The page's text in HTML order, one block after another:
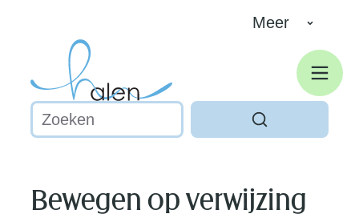
Meer
Waarmee kunnen we jou helpen?
Zoeken
Bewegen op verwijzing